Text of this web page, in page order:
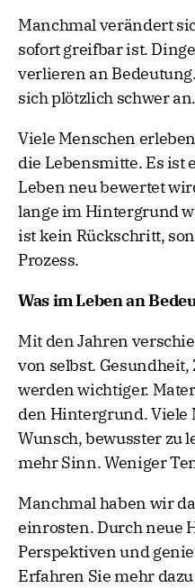
Manchmal verändert
sofort greifbar ist.
verlieren an
sich plötzlich schwer an.
Viele Menschen
die Lebensmitte. Es ist
Leben neu bewertet
lange im Hintergrund
ist kein Rückschritt,
Prozess.
Was im Leben an
Mit den Jahren
von selbst.
werden wichtiger.
den Hintergrund. Viele
Wunsch, bewusster zu
mehr Sinn. Weniger
Manchmal haben wir
einrosten. Durch neue
Perspektiven und
Erfahren Sie mehr